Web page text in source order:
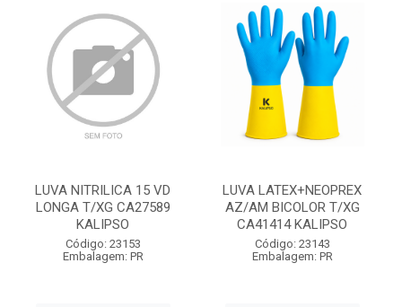
LUVA NITRILICA 15 VD
LONGA T/XG CA27589
KALIPSO
Código: 23153
Embalagem: PR
LUVA LATEX+NEOPREX
AZ/AM BICOLOR T/XG
CA41414 KALIPSO
Código: 23143
Embalagem: PR